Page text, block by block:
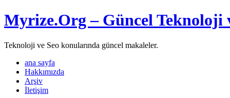
Myrize.Org – Güncel Teknoloji
Teknoloji ve Seo konularında güncel makaleler.
ana sayfa
Hakkımızda
Arşiv
İletişim